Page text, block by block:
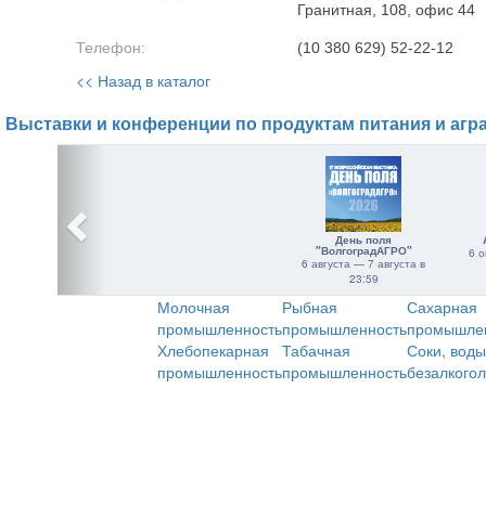
Гранитная, 108, офис 44
Телефон: (10 380 629) 52-22-12
<< Назад в каталог
Выставки и конференции по продуктам питания и
День поля
"ВолгоградАГРО"
6 августа — 7 августа в
23:59
6
Молочная
промышленность
Рыбная
промышленность
Сахарная
Хлебопекарная
промышленность
Табачная
промышленность
Соки,